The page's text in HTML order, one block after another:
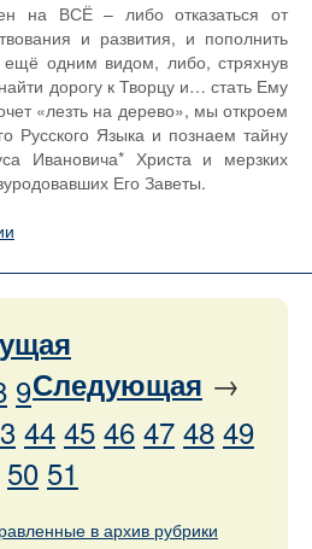
на ВСЁ – либо отказаться от
и развития, и пополнить
ещё одним видом, либо, стряхнув
дорогу к Творцу и… стать Ему
«лезть на дерево», мы откроем
Русского Языка и познаем тайну
Ивановича* Христа и мерзких
Его Заветы.
Следующая →
9
44 45 46 47 48 49
50 51
в архив рубрики